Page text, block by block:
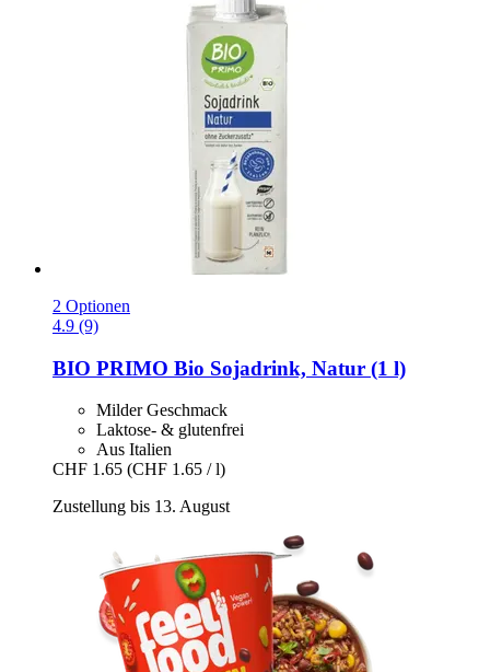
2 Optionen
4.9 (9)
BIO PRIMO Bio Sojadrink, Natur (1 l)
Milder Geschmack
Laktose- & glutenfrei
Aus Italien
CHF 1.65 (CHF 1.65 / l)
Zustellung bis 13. August